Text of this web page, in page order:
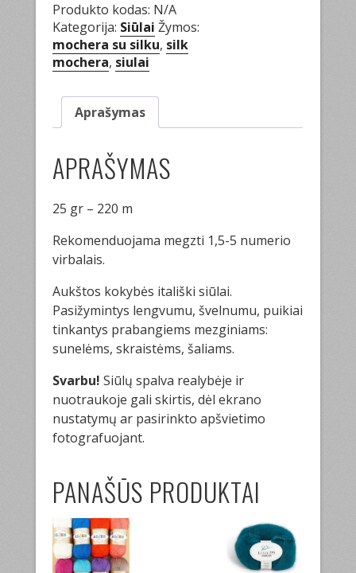
Produkto kodas: N/A
Kategorija: Siūlai Žymos:
mochera su silku, silk
mochera, siulai
Aprašymas
APRAŠYMAS
25 gr – 220 m
Rekomenduojama megzti 1,5-5 numerio
virbalais.
Aukštos kokybės itališki siūlai.
Pasižymintys lengvumu, švelnumu, puikiai
tinkantys prabangiems mezginiams:
sunelėms, skraistėms, šaliams.
Svarbu! Siūlų spalva realybėje ir
nuotraukoje gali skirtis, dėl ekrano
nustatymų ar pasirinkto apšvietimo
fotografuojant.
PANAŠŪS PRODUKTAI